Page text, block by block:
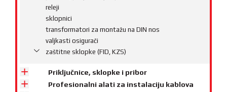
releji
sklopnici
transformatori za montažu na DIN nos
valjkasti osigurači
zaštitne sklopke (FID, KZS)
Priključnice, sklopke i pribor
Profesionalni alati za instalaciju kablova